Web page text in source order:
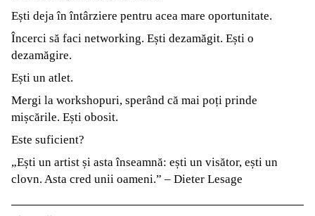
Ești deja în întârziere pentru acea mare oportunitate.
Încerci să faci networking. Ești dezamăgit. Ești o
dezamăgire.
Ești un atlet.
Mergi la workshopuri, sperând că mai poți prinde
mișcările. Ești obosit.
Este suficient?
„Ești un artist și asta înseamnă: ești un visător, ești un
clovn. Asta cred unii oameni.” – Dieter Lesage